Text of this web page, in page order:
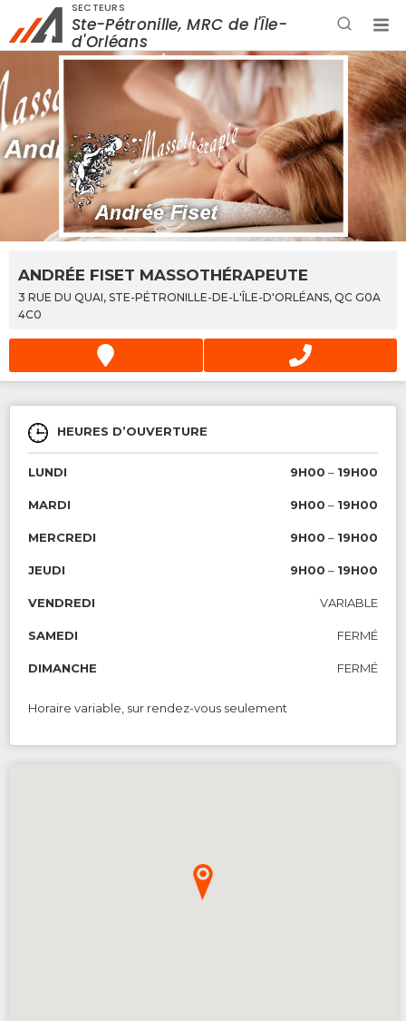
Rechercher à proximité - Entreprise / Rabais /
Services
SECTEURS
Ste-Pétronille, MRC de l'Île-
d'Orléans
ANDRÉE FISET MASSOTHÉRAPEUTE
3 RUE DU QUAI, STE-PÉTRONILLE-DE-L'ÎLE-D'ORLÉANS, QC G0A
4C0
HEURES D’OUVERTURE
LUNDI 9H00 – 19H00
MARDI 9H00 – 19H00
MERCREDI 9H00 – 19H00
JEUDI 9H00 – 19H00
VENDREDI VARIABLE
SAMEDI FERMÉ
DIMANCHE FERMÉ
Horaire variable, sur rendez-vous seulement